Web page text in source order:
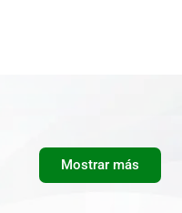
Mostrar más